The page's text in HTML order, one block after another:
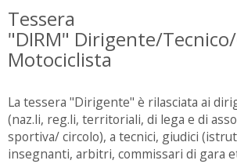
Tessera
"DIRM" Dirigente/
Motociclista
La tessera "Dirigente" è rilasciata ai
(naz.li, reg.li, territoriali, di lega e di
sportiva/ circolo), a tecnici, giudici
insegnanti, arbitri, commissari di gara